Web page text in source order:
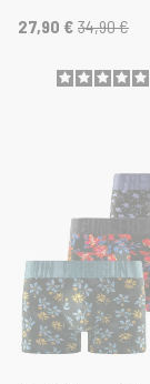
27,90 € 34,90 €